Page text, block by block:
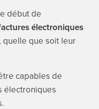
début de
électroniques
quelle que soit leur
capables de
électroniques